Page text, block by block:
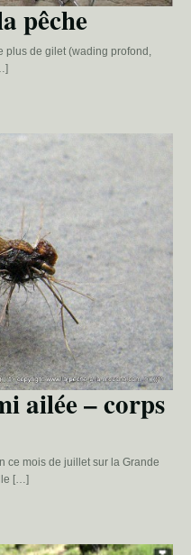
pêche
plus de gilet (wading profond,
ailée – corps
ce mois de juillet sur la Grande
[…]